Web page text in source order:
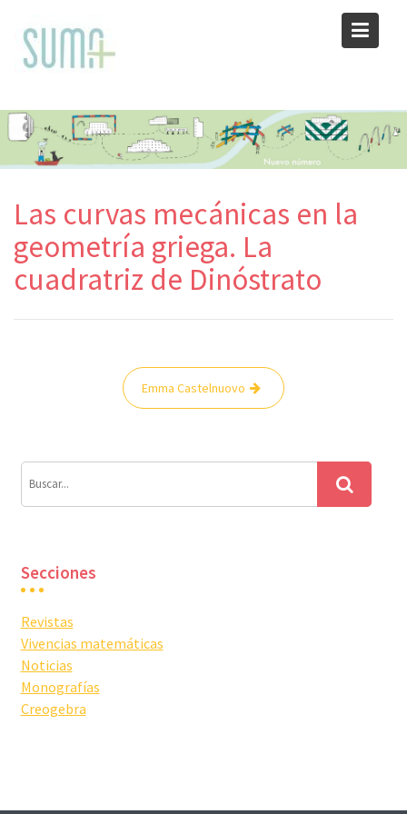
content
Las curvas mecánicas en la
geometría griega. La
cuadratriz de Dinóstrato
Navegación
Emma Castelnuovo
Secciones
Revistas
Vivencias matemáticas
Noticias
Monografías
Creogebra